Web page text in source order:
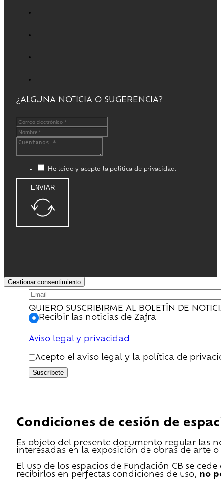
¿ALGUNA NOTICIA O SUGERENCIA?
He leido y acepto la política de privacidad.
ENVIAR
Gestionar consentimiento
QUIERO SUSCRIBIRME AL BOLETÍN DE
Recibir las noticias de Zafra
Aviso legal y privacidad
Acepto el aviso legal y la política de
Suscríbete
Condiciones de cesión de
Es objeto del presente documento regular las
interesadas en la exposición de obras de arte
El uso de los espacios de Fundación CB se
recibirlos en perfectas condiciones de uso, no